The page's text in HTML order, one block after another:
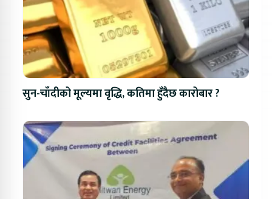
सुन-चाँदीको मूल्यमा वृद्धि, कतिमा हुँदैछ कारोबार ?